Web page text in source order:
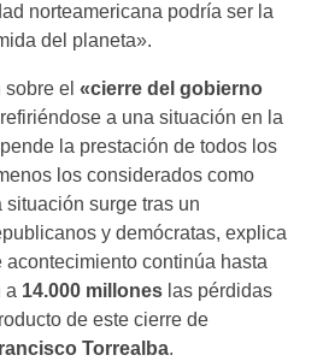
norteamericana podría ser la
del planeta».
el «cierre del gobierno
a una situación en la
la prestación de todos los
los considerados como
surge tras un
y demócratas, explica
acontecimiento continúa hasta
a 14.000 millones las pérdidas
de este cierre de
Torrealba.